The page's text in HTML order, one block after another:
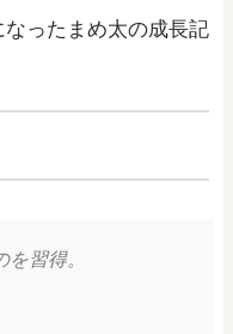
ったまめ太の成長記
習得。